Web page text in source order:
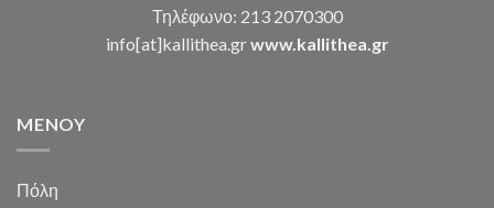
Τηλέφωνο: 213 2070300
info[at]kallithea.grwww.kallithea.gr
MENOY
Πόλη